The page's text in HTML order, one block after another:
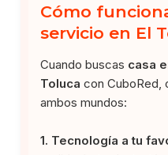
Cómo
servicio en El
Cuando buscas casa
Toluca con CuboRed,
ambos mundos:
1. Tecnología a tu